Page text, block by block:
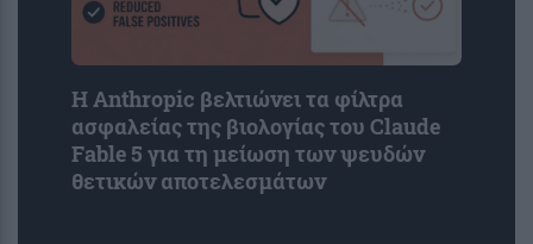
Η Anthropic βελτιώνει τα φίλτρα
ασφαλείας της βιολογίας του Claude
Fable 5 για τη μείωση των ψευδών
θετικών αποτελεσμάτων